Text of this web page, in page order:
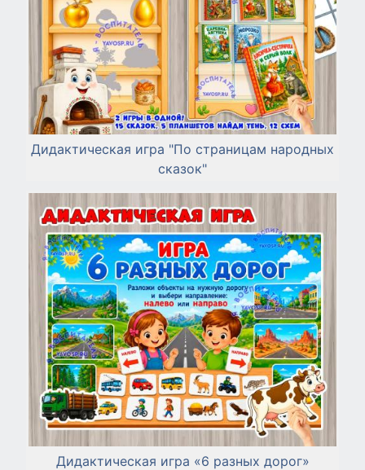
Дидактическая игра "По страницам народных
сказок"
Дидактическая игра «6 разных дорог»